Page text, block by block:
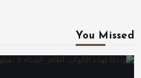
You Missed